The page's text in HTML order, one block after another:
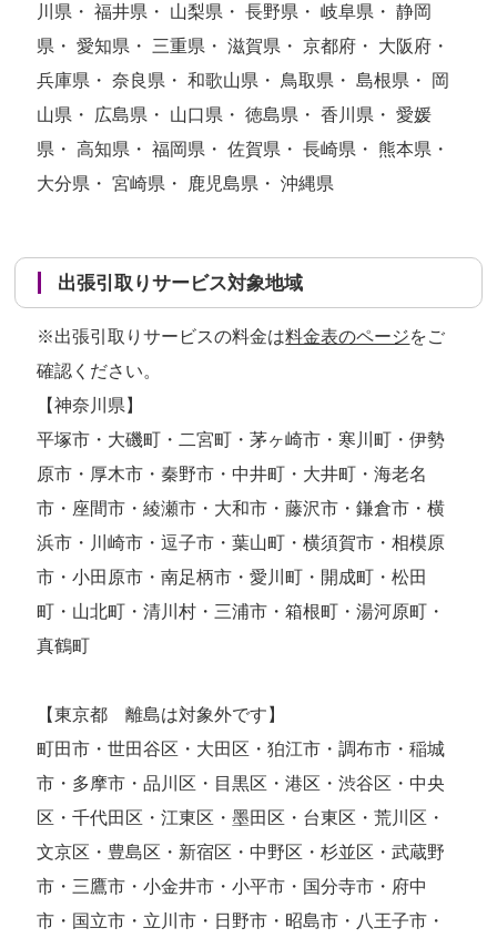
川県・ 福井県・ 山梨県・ 長野県・ 岐阜県・ 静岡
県・ 愛知県・ 三重県・ 滋賀県・ 京都府・ 大阪府・
兵庫県・ 奈良県・ 和歌山県・ 鳥取県・ 島根県・ 岡
山県・ 広島県・ 山口県・ 徳島県・ 香川県・ 愛媛
県・ 高知県・ 福岡県・ 佐賀県・ 長崎県・ 熊本県・
大分県・ 宮崎県・ 鹿児島県・ 沖縄県
出張引取りサービス対象地域
※出張引取りサービスの料金は料金表のページをご
確認ください。
【神奈川県】
平塚市・大磯町・二宮町・茅ヶ崎市・寒川町・伊勢
原市・厚木市・秦野市・中井町・大井町・海老名
市・座間市・綾瀬市・大和市・藤沢市・鎌倉市・横
浜市・川崎市・逗子市・葉山町・横須賀市・相模原
市・小田原市・南足柄市・愛川町・開成町・松田
町・山北町・清川村・三浦市・箱根町・湯河原町・
真鶴町
【東京都 離島は対象外です】
町田市・世田谷区・大田区・狛江市・調布市・稲城
市・多摩市・品川区・目黒区・港区・渋谷区・中央
区・千代田区・江東区・墨田区・台東区・荒川区・
文京区・豊島区・新宿区・中野区・杉並区・武蔵野
市・三鷹市・小金井市・小平市・国分寺市・府中
市・国立市・立川市・日野市・昭島市・八王子市・